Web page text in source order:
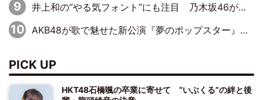
井上和の“やる気フォント”にも注目 乃木坂46が挑んだ書道パフォーマンスの舞台裏
AKB48が歌で魅せた新公演『夢のポップスター』 初日から全身全霊のステージ
PICK UP
HKT48石橋颯の卒業に寄せて “いぶくる”の絆と後